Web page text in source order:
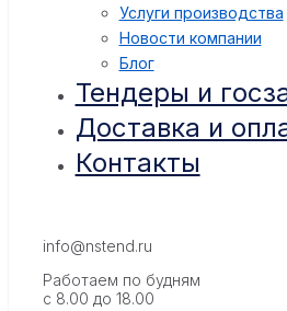
Услуги производства
Новости компании
Блог
Тендеры и
Доставка и
Контакты
info@nstend.ru
Работаем по будням
с 8.00 до 18.00